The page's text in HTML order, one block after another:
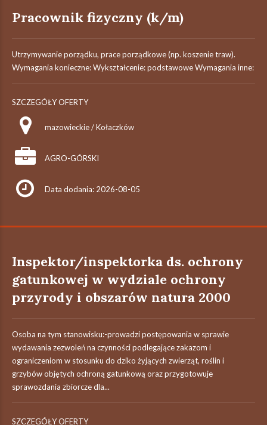
Pracownik fizyczny (k/m)
Utrzymywanie porządku, prace porządkowe (np. koszenie traw).
Wymagania konieczne: Wykształcenie: podstawowe Wymagania inne:
SZCZEGÓŁY OFERTY
mazowieckie / Kołaczków
AGRO-GÓRSKI
Data dodania: 2026-08-05
Inspektor/inspektorka ds. ochrony
gatunkowej w wydziale ochrony
przyrody i obszarów natura 2000
Osoba na tym stanowisku:-prowadzi postępowania w sprawie
wydawania zezwoleń na czynności podlegające zakazom i
ograniczeniom w stosunku do dziko żyjących zwierząt, roślin i
grzybów objętych ochroną gatunkową oraz przygotowuje
sprawozdania zbiorcze dla...
SZCZEGÓŁY OFERTY